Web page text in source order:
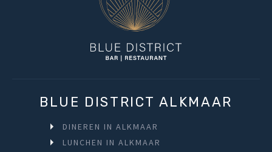
BLUE DISTRICT ALKMAAR
DINEREN IN ALKMAAR
LUNCHEN IN ALKMAAR